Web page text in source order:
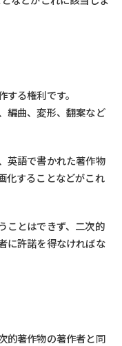
る権利です。
編曲、変形、翻案など
英語で書かれた著作物
化することなどがこれ
ことはできず、二次的
に許諾を得なければな
的著作物の著作者と同